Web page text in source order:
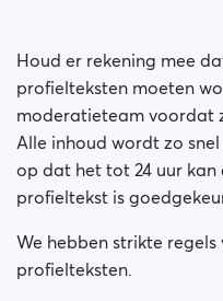
Houd er rekening mee
profielteksten moeten
moderatieteam voordat
Alle inhoud wordt zo
op dat het tot 24 uur
profieltekst is
We hebben strikte
profielteksten.